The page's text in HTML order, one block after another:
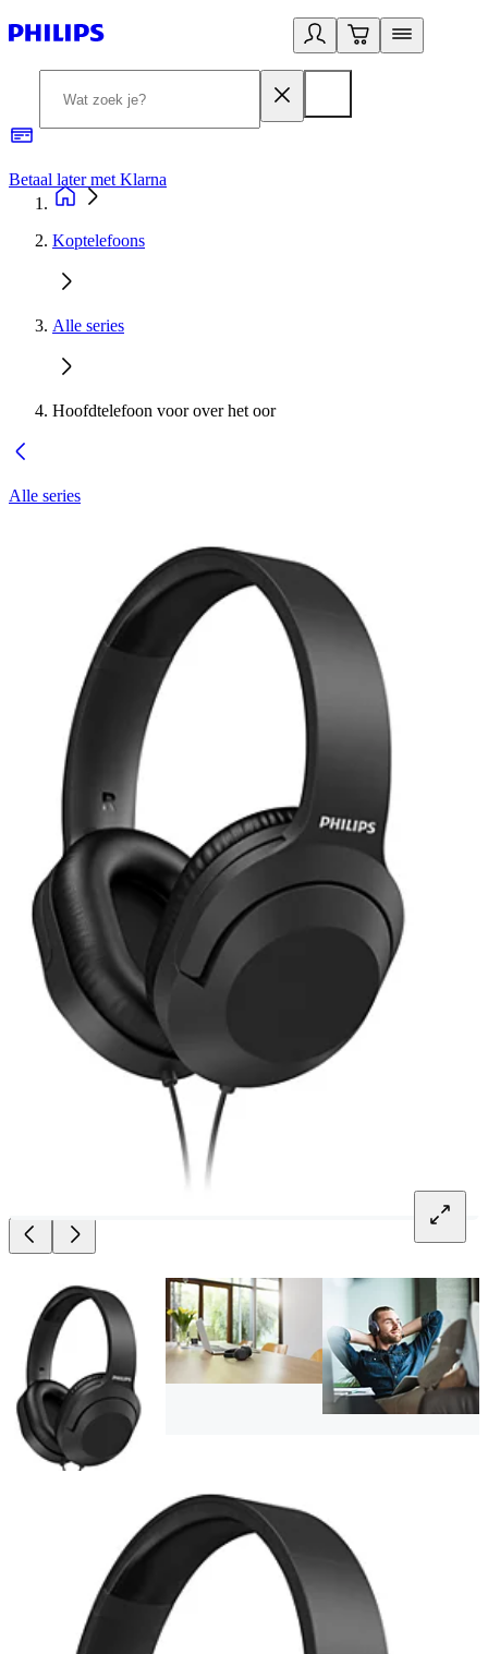
Betaal later met Klarna
Koptelefoons
Alle series
Hoofdtelefoon voor over het oor
Alle series